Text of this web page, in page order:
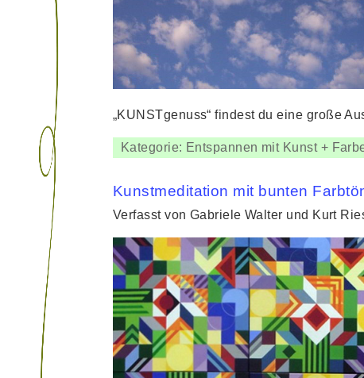
„KUNSTgenuss“ findest du eine große
Kategorie: Entspannen mit Kunst +
Kunstmeditation mit bunten
Verfasst von Gabriele Walter und Kurt